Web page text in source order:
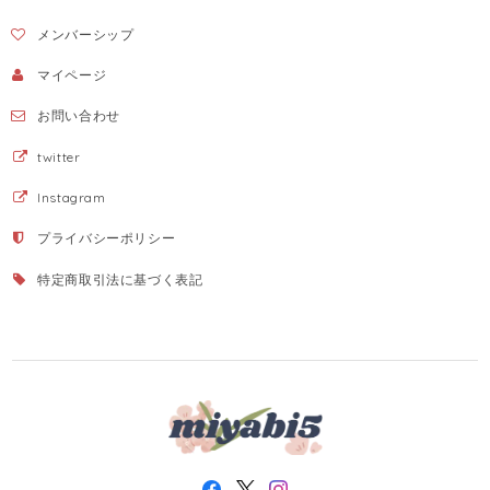
メンバーシップ
マイページ
お問い合わせ
twitter
Instagram
プライバシーポリシー
特定商取引法に基づく表記